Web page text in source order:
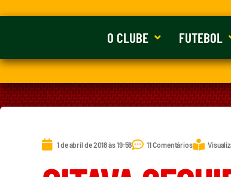
O CLUBE FUTEBOL
1 de abril de 2018 às 19:56 11 Comentários